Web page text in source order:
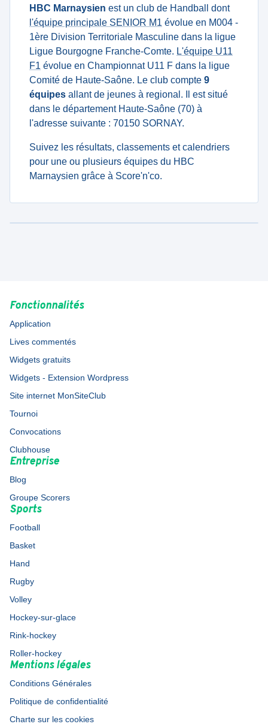
HBC Marnaysien est un club de Handball dont
l'équipe principale SENIOR M1 évolue en M004 -
1ère Division Territoriale Masculine dans la ligue
Ligue Bourgogne Franche-Comte. L'équipe U11
F1 évolue en Championnat U11 F dans la ligue
Comité de Haute-Saône. Le club compte 9
équipes allant de jeunes à regional. Il est situé
dans le département Haute-Saône (70) à
l'adresse suivante : 70150 SORNAY.
Suivez les résultats, classements et calendriers
pour une ou plusieurs équipes du HBC
Marnaysien grâce à Score'n'co.
Fonctionnalités
Application
Lives commentés
Widgets gratuits
Widgets - Extension Wordpress
Site internet MonSiteClub
Tournoi
Convocations
Clubhouse
Entreprise
Blog
Groupe Scorers
Sports
Football
Basket
Hand
Rugby
Volley
Hockey-sur-glace
Rink-hockey
Roller-hockey
Mentions légales
Conditions Générales
Politique de confidentialité
Charte sur les cookies